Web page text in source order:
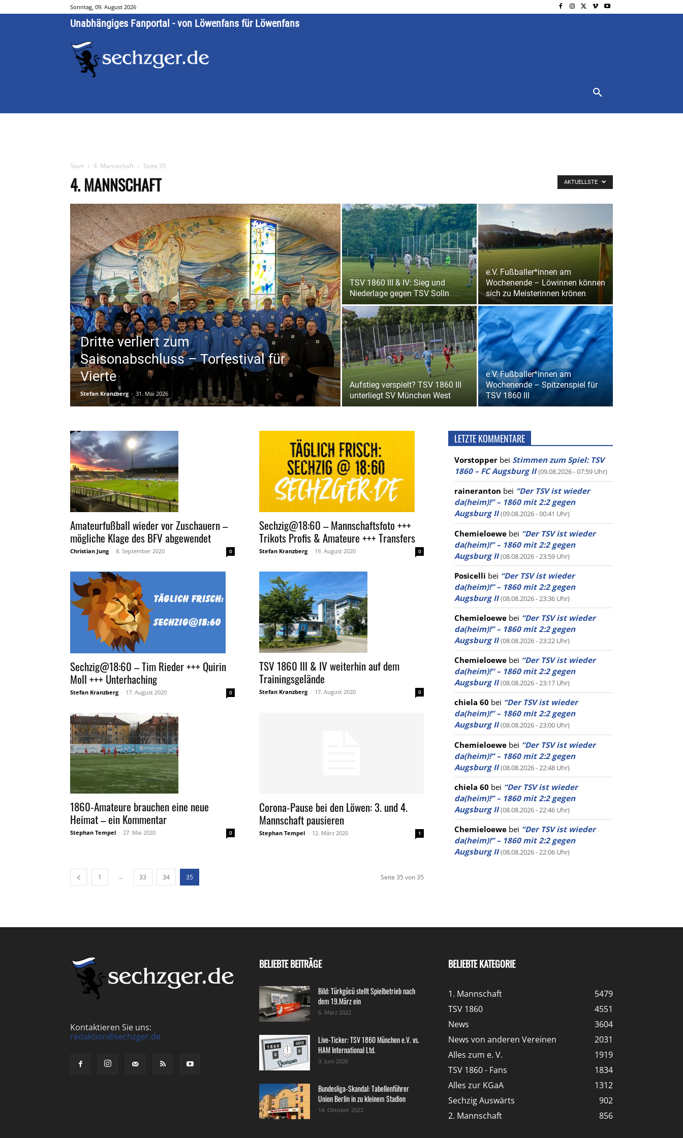
Sonntag, 09. August 2026
Unabhängiges Fanportal - von Löwenfans für Löwenfans
Start 4. Mannschaft Seite 35
4. MANNSCHAFT AKTUELLSTE
Dritte verliert zum
Saisonabschluss – Torfestival für
Vierte
Stefan Kranzberg - 31. Mai 2026
TSV 1860 III & IV: Sieg und
Niederlage gegen TSV Solln
e.V. Fußballer*innen am
Wochenende – Löwinnen können
sich zu Meisterinnen krönen
Aufstieg verspielt? TSV 1860 III
unterliegt SV München West
e.V. Fußballer*innen am
Wochenende – Spitzenspiel für
TSV 1860 III
Amateurfußball wieder vor Zuschauern –
mögliche Klage des BFV abgewendet
Christian Jung - 8. September 2020 0
Sechzig@18:60 – Mannschaftsfoto +++
Trikots Profis & Amateure +++ Transfers
Stefan Kranzberg - 19. August 2020 0
Sechzig@18:60 – Tim Rieder +++ Quirin
Moll +++ Unterhaching
Stefan Kranzberg - 17. August 2020 0
TSV 1860 III & IV weiterhin auf dem
Trainingsgelände
Stefan Kranzberg - 17. August 2020 0
1860-Amateure brauchen eine neue
Heimat – ein Kommentar
Stephan Tempel - 27. Mai 2020 0
Corona-Pause bei den Löwen: 3. und 4.
Mannschaft pausieren
Stephan Tempel - 12. März 2020 1
1 ... 33 34 35 Seite 35 von 35
LETZTE KOMMENTARE
Vorstopper bei Stimmen zum Spiel: TSV
1860 – FC Augsburg II (09.08.2026 - 07:59 Uhr)
raineranton bei “Der TSV ist wieder
da(heim)!” – 1860 mit 2:2 gegen
Augsburg II (09.08.2026 - 00:41 Uhr)
Chemieloewe bei “Der TSV ist wieder
da(heim)!” – 1860 mit 2:2 gegen
Augsburg II (08.08.2026 - 23:59 Uhr)
Posicelli bei “Der TSV ist wieder
da(heim)!” – 1860 mit 2:2 gegen
Augsburg II (08.08.2026 - 23:36 Uhr)
Chemieloewe bei “Der TSV ist wieder
da(heim)!” – 1860 mit 2:2 gegen
Augsburg II (08.08.2026 - 23:22 Uhr)
Chemieloewe bei “Der TSV ist wieder
da(heim)!” – 1860 mit 2:2 gegen
Augsburg II (08.08.2026 - 23:17 Uhr)
chiela 60 bei “Der TSV ist wieder
da(heim)!” – 1860 mit 2:2 gegen
Augsburg II (08.08.2026 - 23:00 Uhr)
Chemieloewe bei “Der TSV ist wieder
da(heim)!” – 1860 mit 2:2 gegen
Augsburg II (08.08.2026 - 22:48 Uhr)
chiela 60 bei “Der TSV ist wieder
da(heim)!” – 1860 mit 2:2 gegen
Augsburg II (08.08.2026 - 22:46 Uhr)
Chemieloewe bei “Der TSV ist wieder
da(heim)!” – 1860 mit 2:2 gegen
Augsburg II (08.08.2026 - 22:06 Uhr)
Kontaktieren Sie uns:
redaktion@sechzger.de
BELIEBTE BEITRÄGE
Bild: Türkgücü stellt Spielbetrieb nach
dem 19.März ein
6. März 2022
Live-Ticker: TSV 1860 München e.V. vs.
HAM International Ltd.
3. Juni 2026
Bundesliga-Skandal: Tabellenführer
Union Berlin in zu kleinem Stadion
14. Oktober 2022
BELIEBTE KATEGORIE
1. Mannschaft
5479
TSV 1860
4551
News
3604
News von anderen Vereinen
2031
Alles zum e. V.
1919
TSV 1860 - Fans
1834
Alles zur KGaA
1312
Sechzig Auswärts
902
2. Mannschaft
856